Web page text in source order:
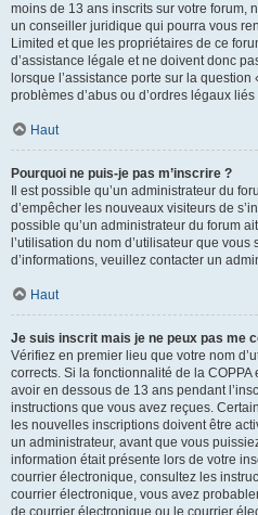
moins de 13 ans inscrits sur votre forum,
un conseiller juridique qui pourra vous
Limited et que les propriétaires de ce
d’assistance légale et ne doivent donc
lorsque l’assistance porte sur la
problèmes d’abus ou d’ordres légaux
Haut
Pourquoi ne puis-je pas m’inscrire ?
Il est possible qu’un administrateur du
d’empêcher les nouveaux visiteurs de
possible qu’un administrateur du forum
l’utilisation du nom d’utilisateur que
d’informations, veuillez contacter un
Haut
Je suis inscrit mais je ne peux pas me
Vérifiez en premier lieu que votre nom
corrects. Si la fonctionnalité de la
avoir en dessous de 13 ans pendant
instructions que vous avez reçues.
les nouvelles inscriptions doivent être
un administrateur, avant que vous
information était présente lors de votre
courrier électronique, consultez les
courrier électronique, vous avez
de courrier électronique ou le courrier